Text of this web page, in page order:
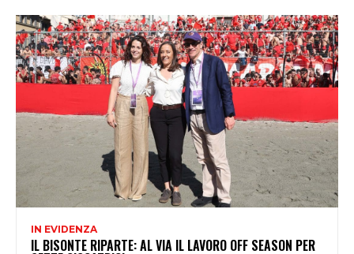
IN EVIDENZA
IL BISONTE RIPARTE: AL VIA IL LAVORO OFF SEASON PER